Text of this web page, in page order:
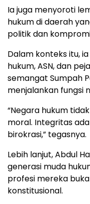
Ia juga menyoroti
hukum di daerah
politik dan
Dalam konteks itu,
hukum, ASN, dan
semangat Sumpah
menjalankan fungsi
“Negara hukum
moral. Integritas
birokrasi,” tegasnya.
Lebih lanjut, Abdul
generasi muda
profesi mereka
konstitusional.